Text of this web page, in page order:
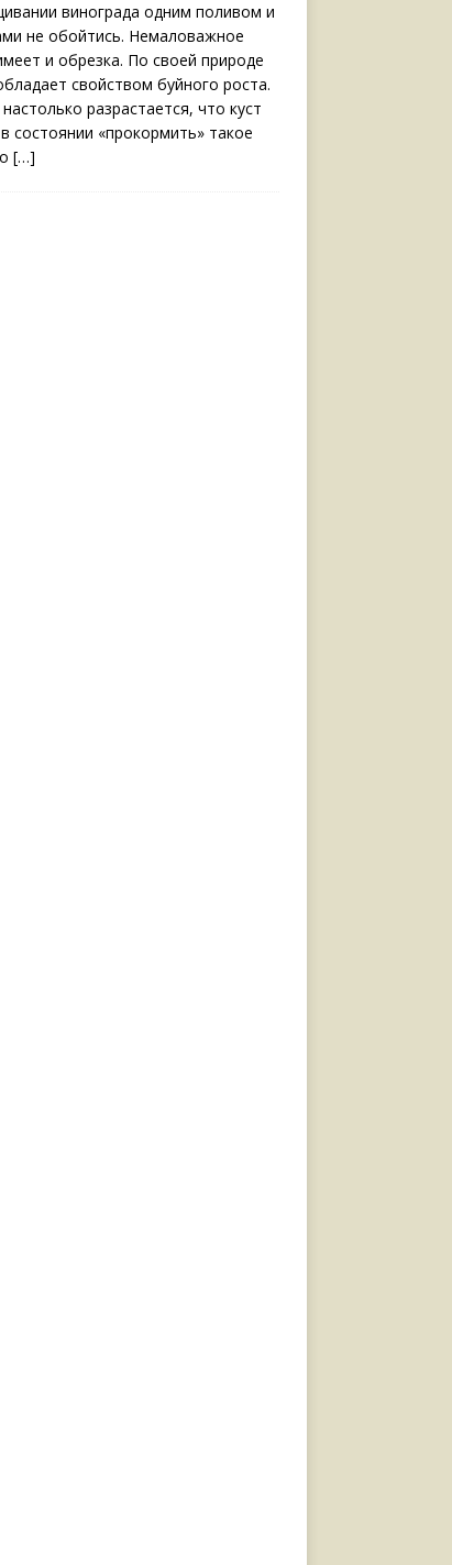
винограда одним поливом и
не обойтись. Немаловажное
и обрезка. По своей природе
свойством буйного роста.
разрастается, что куст
состоянии «прокормить» такое
[…]